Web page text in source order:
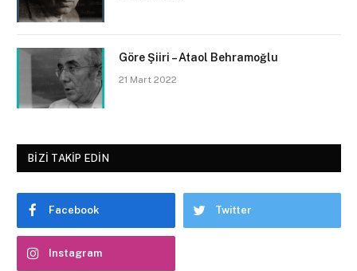
Göre Şiiri – Ataol Behramoğlu
21 Mart 2022
BIZI TAKIP EDIN
Facebook Twitter
Instagram